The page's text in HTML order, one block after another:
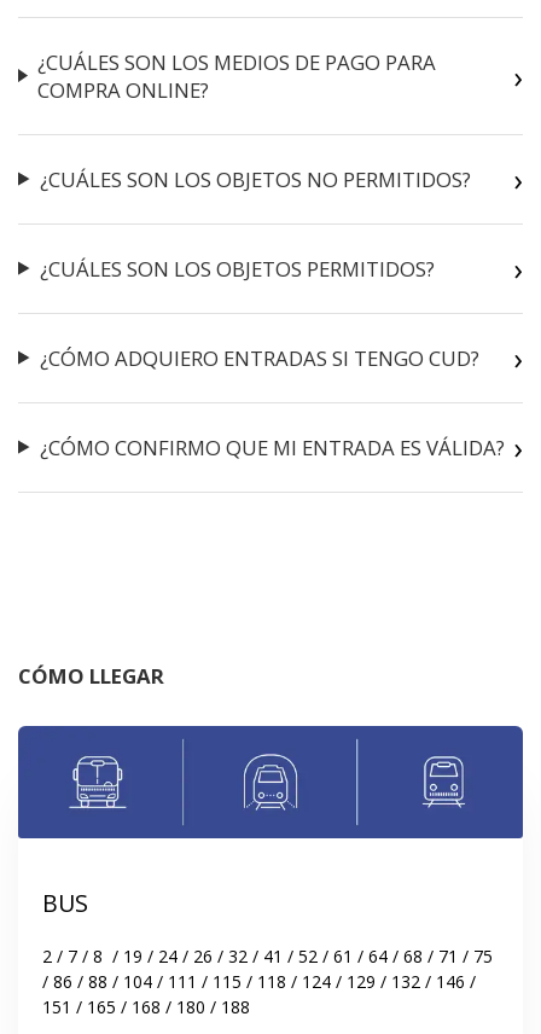
¿CUÁLES SON LOS MEDIOS DE PAGO PARA
COMPRA ONLINE?
¿CUÁLES SON LOS OBJETOS NO PERMITIDOS?
¿CUÁLES SON LOS OBJETOS PERMITIDOS?
¿CÓMO ADQUIERO ENTRADAS SI TENGO CUD?
¿CÓMO CONFIRMO QUE MI ENTRADA ES VÁLIDA?
CÓMO LLEGAR
BUS
2 / 7 / 8  / 19 / 24 / 26 / 32 / 41 / 52 / 61 / 64 / 68 / 71 / 75
/ 86 / 88 / 104 / 111 / 115 / 118 / 124 / 129 / 132 / 146 /
151 / 165 / 168 / 180 / 188